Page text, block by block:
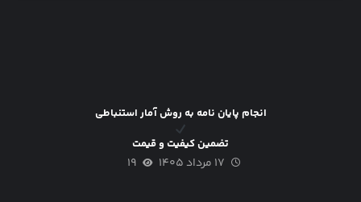
انجام پایان نامه به روش آمار استنباطی
تضمین کیفیت و قیمت
۱۷ مرداد ۱۴۰۵ ۱۹